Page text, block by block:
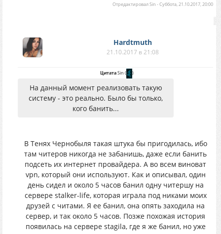
ОтредактировалSin -Суббота, 21.10.2017, 20:00
Hardtmuth
21.10.2017 в 21:08
ЦитатаSin ( )
На данный момент реализовать такую
систему - это реально. Было бы только,
кого банить...
В Тенях Чернобыля такая штука бы пригодилась, ибо
там читеров никогда не забанишь, даже если банить
подсеть их интернет провайдера. А во всем виноват
vpn, который они используют. Как и описывал, один
день сидел и около 5 часов банил одну читершу на
сервере stalker-life, которая играла под никами моих
друзей с читами. Я ее банил, она опять заходила на
сервер, и так около 5 часов. Позже похожая история
появилась на сервере stagila, где я же банил, но уже